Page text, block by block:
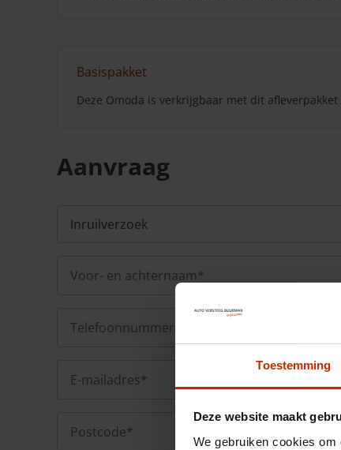
Toestemming
Deze website maakt
We gebruiken cookies
Basispakket
Deze Omoda is verkrijgbaar met dit
Aanvraag